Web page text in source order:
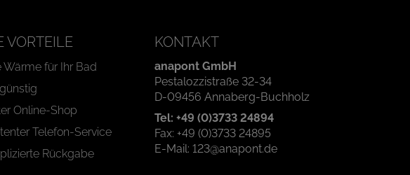
VORTEILE
Wärme für Ihr Bad
Online-Shop
Telefon-Service
Rückgabe
KONTAKT
anapont GmbH
Pestalozzistraße 32-34
D-09456 Annaberg-Buchholz
Tel: +49 (0)3733 24894
Fax: +49 (0)3733 24895
E-Mail: 123@anapont.de